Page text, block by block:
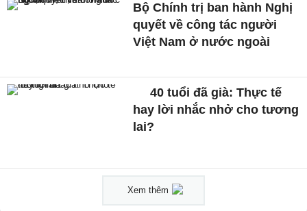
Bộ Chính trị ban hành Nghị
quyết về công tác người
Việt Nam ở nước ngoài
40 tuổi đã già: Thực tế
hay lời nhắc nhở cho tương
lai?
Xem thêm